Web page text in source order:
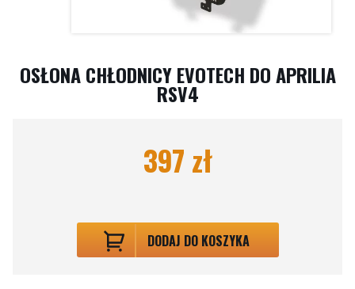
OSŁONA CHŁODNICY EVOTECH DO APRILIA
RSV4
397 zł
DODAJ DO KOSZYKA